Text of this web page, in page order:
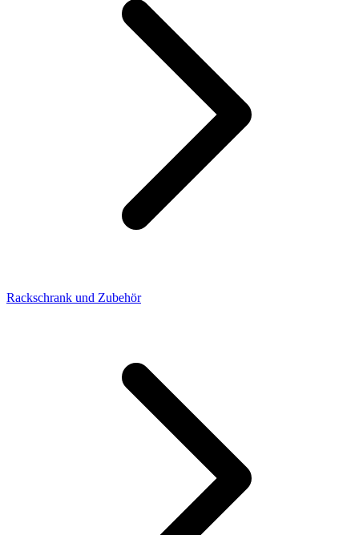
Rackschrank und Zubehör